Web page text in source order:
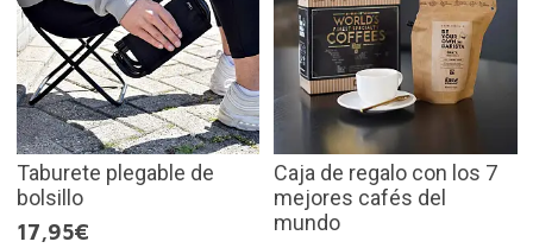
Taburete plegable de
bolsillo
17,95€
Caja de regalo con los 7
mejores cafés del
mundo